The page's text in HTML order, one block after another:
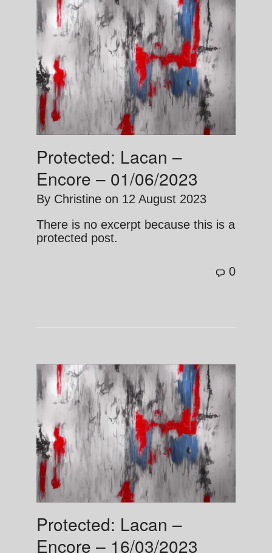
Protected: Lacan –
Encore – 01/06/2023
By Christine on 12 August 2023
There is no excerpt because this is a
protected post.
0
Protected: Lacan –
Encore – 16/03/2023